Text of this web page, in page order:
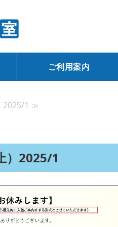
一人ひと
ご利用案内
2025/1 ≫
）2025/1